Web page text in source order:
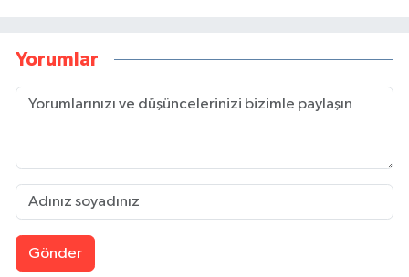
Yorumlar
Gönder